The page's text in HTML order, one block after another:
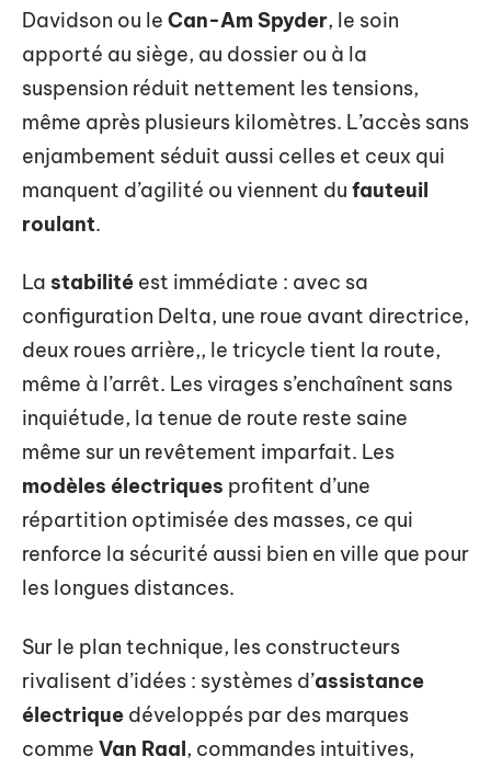
Davidson ou le Can-Am Spyder, le soin
apporté au siège, au dossier ou à la
suspension réduit nettement les tensions,
même après plusieurs kilomètres. L’accès sans
enjambement séduit aussi celles et ceux qui
manquent d’agilité ou viennent du fauteuil
roulant.
La stabilité est immédiate : avec sa
configuration Delta, une roue avant directrice,
deux roues arrière,, le tricycle tient la route,
même à l’arrêt. Les virages s’enchaînent sans
inquiétude, la tenue de route reste saine
même sur un revêtement imparfait. Les
modèles électriques profitent d’une
répartition optimisée des masses, ce qui
renforce la sécurité aussi bien en ville que pour
les longues distances.
Sur le plan technique, les constructeurs
rivalisent d’idées : systèmes d’assistance
électrique développés par des marques
comme Van Raal, commandes intuitives,